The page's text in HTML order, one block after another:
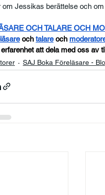
om Jessikas berättelse och
OCH TALARE OCH
och talare och
att dela med oss av
SAJ Boka Föreläsare -